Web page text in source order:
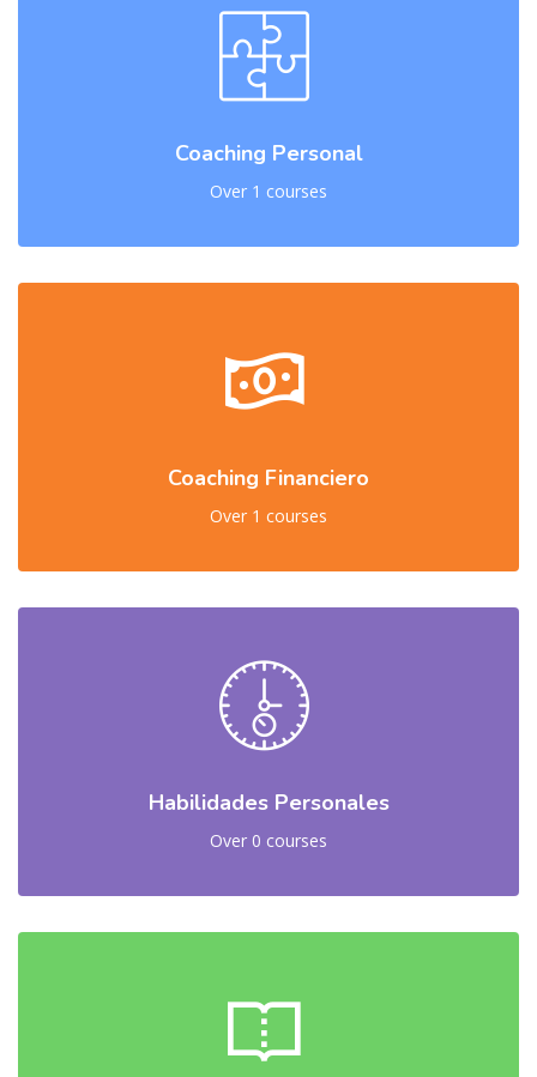
Coaching Personal
Over 1 courses
Coaching Financiero
Over 1 courses
Habilidades Personales
Over 0 courses